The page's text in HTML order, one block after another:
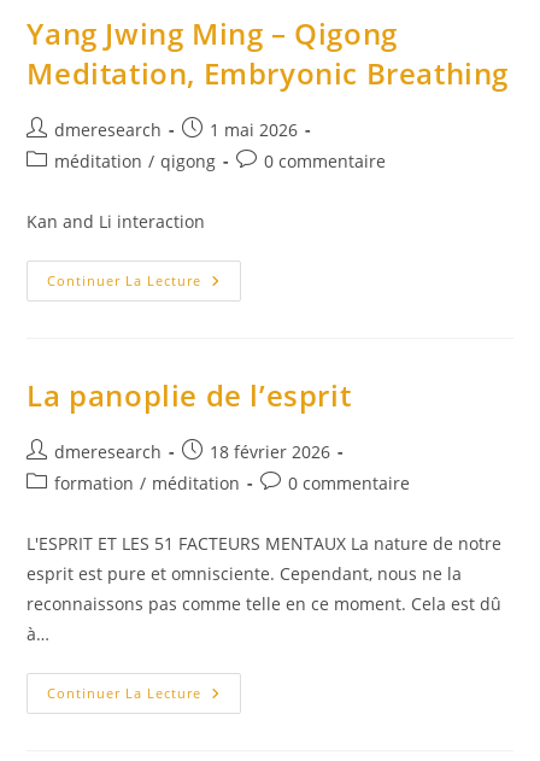
Of
Youth,
Mo’s
Muscle-
Changing,
And
Marrow-
Brain
(PDF)
Yang Jwing Ming – Qigong
Meditation, Embryonic Breathing
Auteur/autrice
de
dmeresearch
Publication
publiée :
1 mai 2026
Postméditation / qigong
Commentaires
0 commentaire
Kan and Li interaction
Continuer La Lecture Yang
Jwing
Embryonic
Breathing
La panoplie de l’esprit
Auteur/autrice
de
dmeresearch
Publication
publiée :
18 février 2026
Postformation / méditation
Commentaires
la
publication :
0 commentaire
L'ESPRIT ET LES 51 FACTEURS MENTAUX La nature de notre
esprit est pure et omnisciente. Cependant, nous ne la
reconnaissons pas comme telle en ce moment. Cela est dû
à…
Continuer La Lecture La
Panoplie